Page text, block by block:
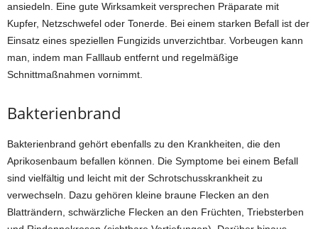
ansiedeln. Eine gute Wirksamkeit versprechen Präparate mit
Kupfer, Netzschwefel oder Tonerde. Bei einem starken Befall ist der
Einsatz eines speziellen Fungizids unverzichtbar. Vorbeugen kann
man, indem man Falllaub entfernt und regelmäßige
Schnittmaßnahmen vornimmt.
Bakterienbrand
Bakterienbrand gehört ebenfalls zu den Krankheiten, die den
Aprikosenbaum befallen können. Die Symptome bei einem Befall
sind vielfältig und leicht mit der Schrotschusskrankheit zu
verwechseln. Dazu gehören kleine braune Flecken an den
Blatträndern, schwärzliche Flecken an den Früchten, Triebsterben